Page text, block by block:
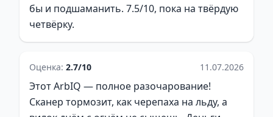
бы и подшаманить. 7.5/10, пока на твёрдую
четвёрку.
Оценка: 2.7/10 11.07.2026
Этот ArbIQ — полное разочарование!
Сканер тормозит, как черепаха на льду, а